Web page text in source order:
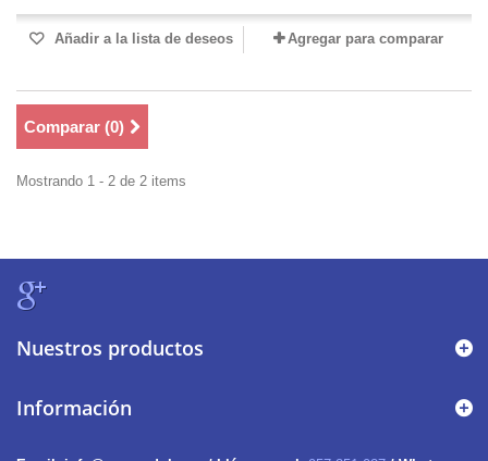
Añadir a la lista de deseos Agregar para comparar
Comparar (0)
Mostrando 1 - 2 de 2 items
Nuestros productos
Información